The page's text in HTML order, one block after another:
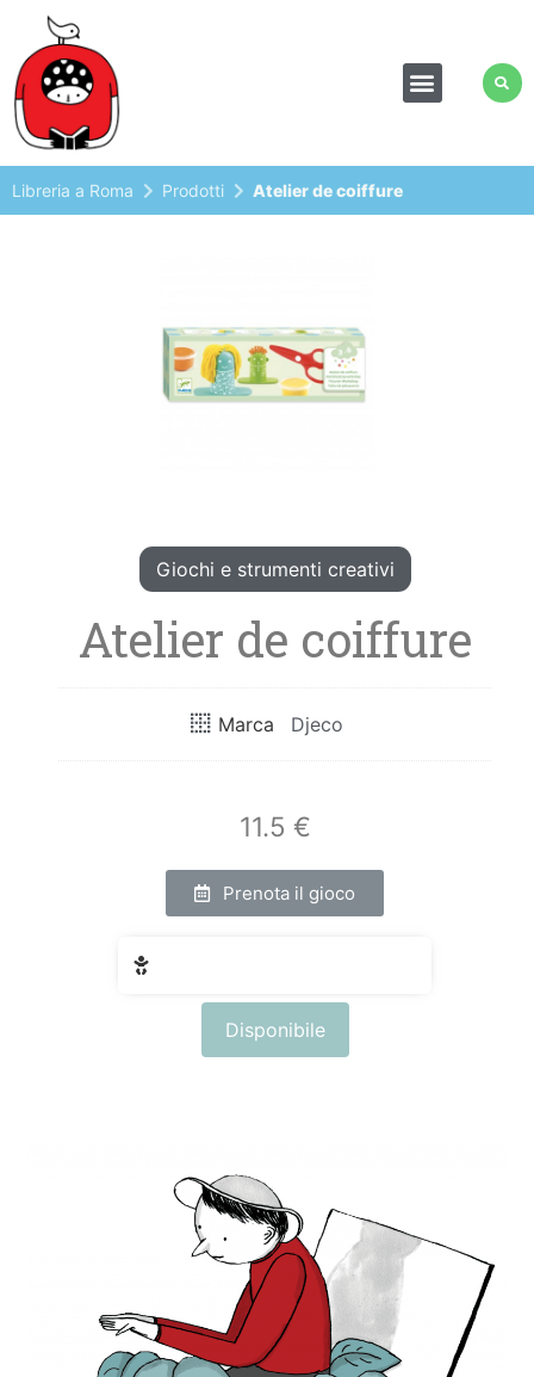
Libreria a Roma Prodotti Atelier de coiffure
Giochi e strumenti creativi
Atelier de coiffure
Marca Djeco
11.5 €
Prenota il gioco
Disponibile